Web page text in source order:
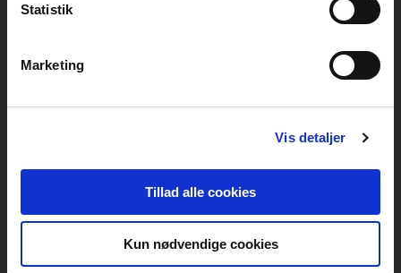
Statistik
Marketing
Vis detaljer
Tillad alle cookies
Kun nødvendige cookies
Kontakt kundeservice
Kontakt teknisk support
Mandag-fredag: kl. 8-16
+45 70 23 40 81